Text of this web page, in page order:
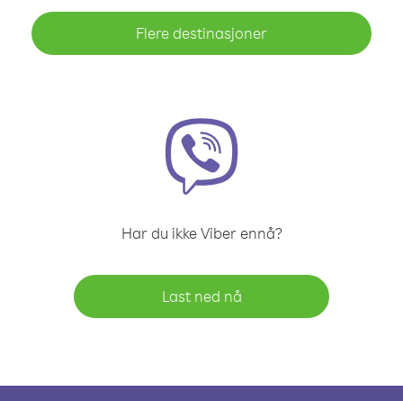
Flere destinasjoner
Har du ikke Viber ennå?
Last ned nå